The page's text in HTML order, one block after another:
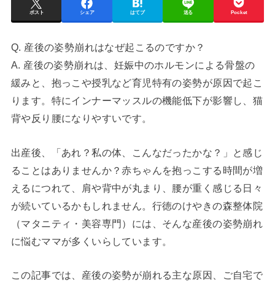
ポスト シェア はてブ 送る Pocket
Q. 産後の姿勢崩れはなぜ起こるのですか？
A. 産後の姿勢崩れは、妊娠中のホルモンによる骨盤の
緩みと、抱っこや授乳など育児特有の姿勢が原因で起こ
ります。特にインナーマッスルの機能低下が影響し、猫
背や反り腰になりやすいです。
出産後、「あれ？私の体、こんなだったかな？」と感じ
ることはありませんか？赤ちゃんを抱っこする時間が増
えるにつれて、肩や背中が丸まり、腰が重く感じる日々
が続いているかもしれません。行徳のけやきの森整体院
（マタニティ・美容専門）には、そんな産後の姿勢崩れ
に悩むママが多くいらしています。
この記事では、産後の姿勢が崩れる主な原因、ご自宅で